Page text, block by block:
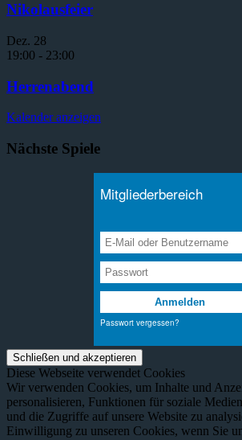
Nikolausfeier
Dez. 28
19:00 - 23:00
Herrenabend
Kalender anzeigen
Nächste Spiele
Diese Webseite verwendet Cookies
Wir verwenden Cookies, um Inhalte und
personalisieren, Funktionen für soziale
und die Zugriffe auf unsere Website zu
Einwilligung zu unseren Cookies, wenn Sie